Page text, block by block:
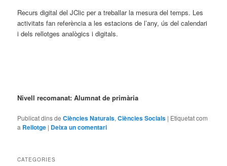
Recurs digital del JClic per a treballar la mesura del temps. Les
activitats fan referència a les estacions de l’any, ús del calendari
i dels rellotges analògics i digitals.
Nivell recomanat: Alumnat de primària
Publicat dins de Ciències Naturals,Ciències Socials | Etiquetat com
a Rellotge | Deixa un comentari
CATEGORIES